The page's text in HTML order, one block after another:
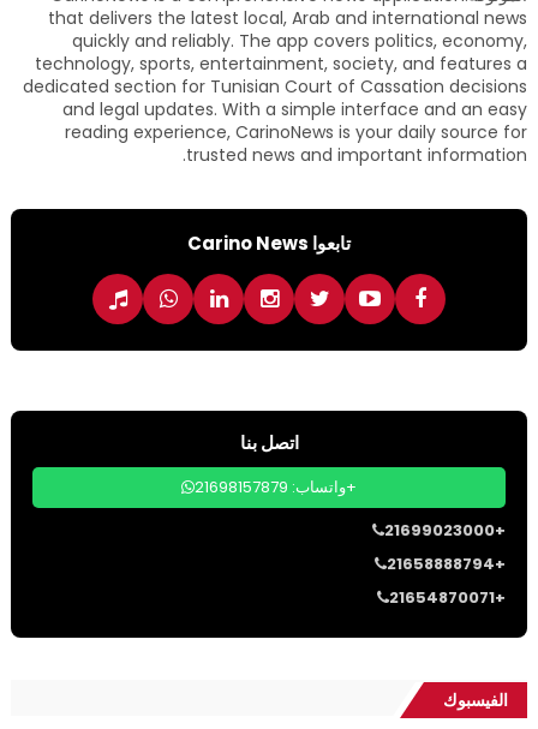
that delivers the latest local, Arab and international news
quickly and reliably. The app covers politics, economy,
technology, sports, entertainment, society, and features a
dedicated section for Tunisian Court of Cassation decisions
and legal updates. With a simple interface and an easy
reading experience, CarinoNews is your daily source for
trusted news and important information.
تابعوا Carino News
اتصل بنا
واتساب: 21698157879+
21699023000+
21658888794+
21654870071+
الفيسبوك